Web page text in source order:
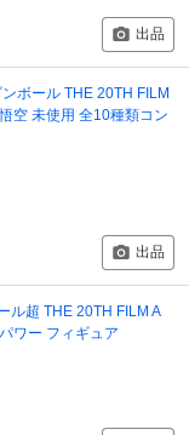
出品
ボール THE 20TH FILM
空 未使用 全10種類コン
出品
ル超 THE 20TH FILM A
ワー フィギュア